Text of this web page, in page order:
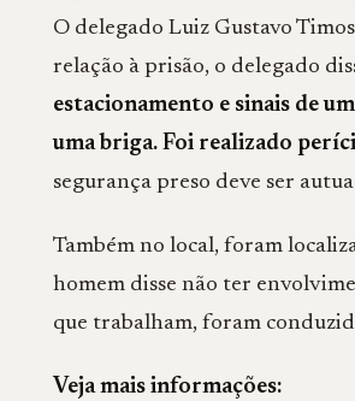
O delegado Luiz Gustavo
relação à prisão, o delegado
estacionamento e sinais de
uma briga. Foi realizado
segurança preso deve ser
Também no local, foram
homem disse não ter
que trabalham, foram
Veja mais informações: